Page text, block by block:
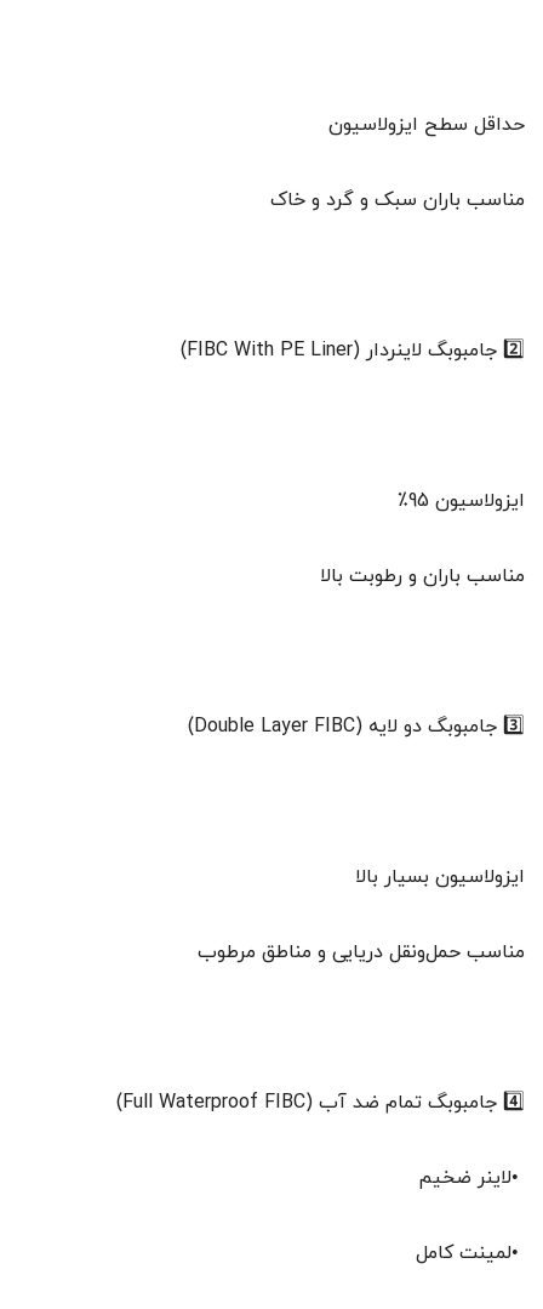
حداقل سطح ایزولاسیون
مناسب باران سبک و گرد و خاک
2️⃣ جامبوبگ لاینردار (FIBC With PE Liner)
ایزولاسیون 95٪
مناسب باران و رطوبت بالا
3️⃣ جامبوبگ دو لایه (Double Layer FIBC)
ایزولاسیون بسیار بالا
مناسب حمل‌ونقل دریایی و مناطق مرطوب
4️⃣ جامبوبگ تمام ضد آب (Full Waterproof FIBC)
•لاینر ضخیم
•لمینت کامل